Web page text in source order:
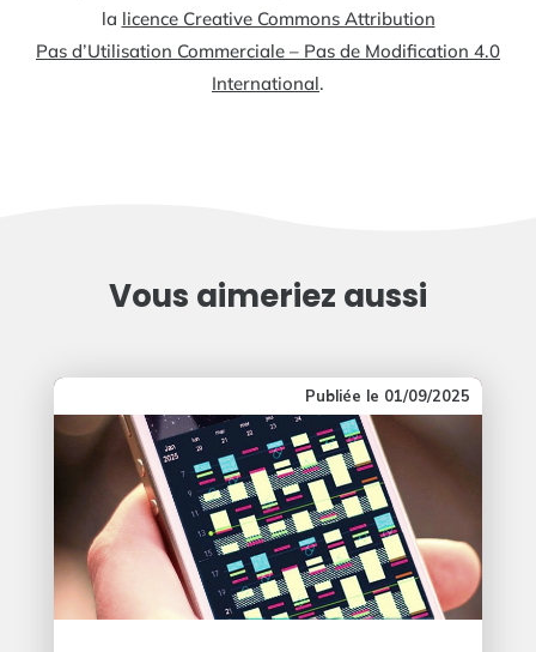
la licence Creative Commons Attribution
Pas d’Utilisation Commerciale – Pas de Modification 4.0
International.
Vous aimeriez aussi
01/09/2025